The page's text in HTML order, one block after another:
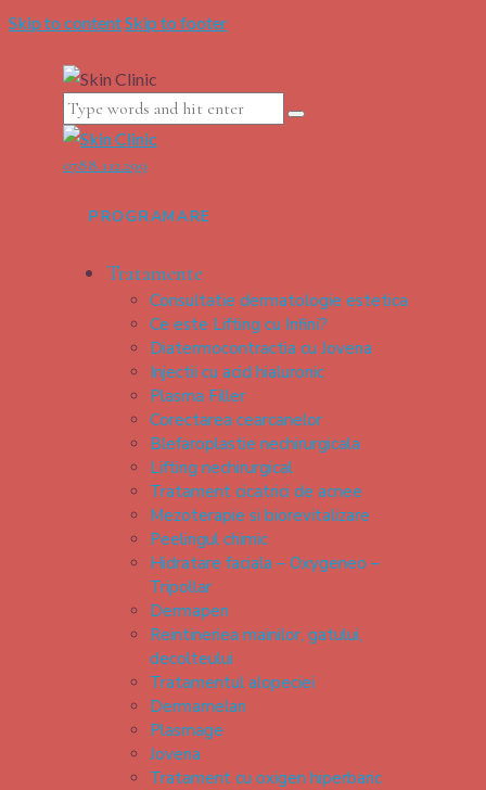
Skip to contentSkip to footer
0788.112.299
PROGRAMARE
Tratamente
Consultatie dermatologie estetica
Ce este Lifting cu Infini?
Diatermocontractia cu Jovena
Injectii cu acid hialuronic
Plasma Filler
Corectarea cearcanelor
Blefaroplastie nechirurgicala
Lifting nechirurgical
Tratament cicatrici de acnee
Mezoterapie si biorevitalizare
Peelingul chimic
Hidratare faciala – Oxygeneo –
Tripollar
Dermapen
Reintineriea mainilor, gatului,
decolteului
Tratamentul alopeciei
Dermamelan
Plasmage
Jovena
Tratament cu oxigen hiperbaric